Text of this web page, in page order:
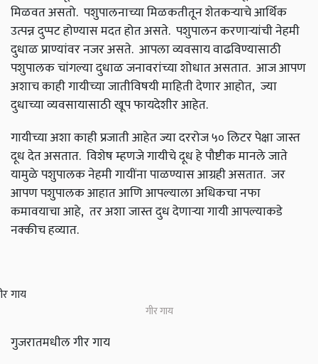
मिळवत असतो. पशुपालनाच्या मिळकतीतून शेतकऱ्याचे आर्थिक
उत्पन्न दुप्पट होण्यास मदत होत असते. पशुपालन करणाऱ्यांची नेहमी
दुधाळ प्राण्यांवर नजर असते. आपला व्यवसाय वाढविण्यासाठी
पशुपालक चांगल्या दुधाळ जनावरांच्या शोधात असतात. आज आपण
अशाच काही गायीच्या जातीविषयी माहिती देणार आहोत, ज्या
दुधाच्या व्यवसायासाठी खूप फायदेशीर आहेत.
गायीच्या अशा काही प्रजाती आहेत ज्या दररोज ५० लिटर पेक्षा जास्त
दूध देत असतात. विशेष म्हणजे गायीचे दूध हे पौष्टीक मानले जाते
यामुळे पशुपालक नेहमी गायींना पाळण्यास आग्रही असतात. जर
आपण पशुपालक आहात आणि आपल्याला अधिकचा नफा
कमावयाचा आहे, तर अशा जास्त दुध देणाऱ्या गायी आपल्याकडे
नक्कीच हव्यात.
गीर गाय
गुजरातमधील गीर गाय